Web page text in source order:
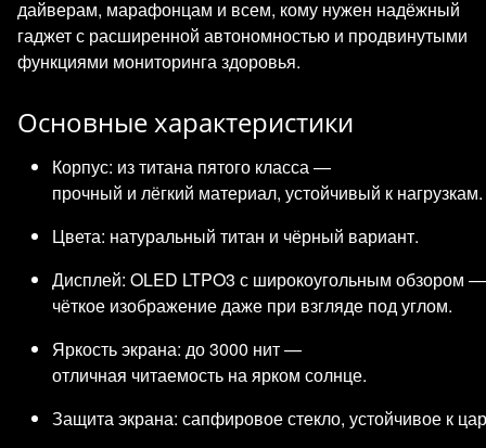
дайверам, марафонцам и всем, кому нужен надёжный
гаджет с расширенной автономностью и продвинутыми
функциями мониторинга здоровья.
Основные характеристики
Корпус: из титана пятого класса —
прочный и лёгкий материал, устойчивый к нагрузкам.
Цвета: натуральный титан и чёрный вариант.
Дисплей: OLED LTPO3 с широкоугольным обзором —
чёткое изображение даже при взгляде под углом.
Яркость экрана: до 3000 нит —
отличная читаемость на ярком солнце.
Защита экрана: сапфировое стекло, устойчивое к